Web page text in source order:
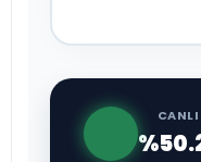
CANLI